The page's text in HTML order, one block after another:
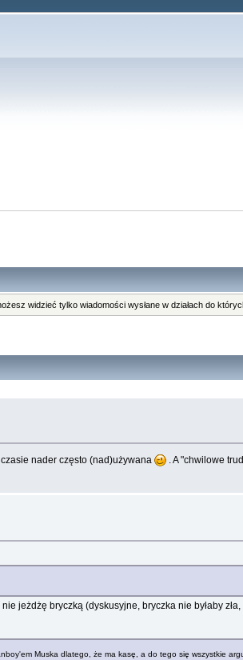
widzieć tylko wiadomości wysłane w działach do
nader często (nad)używana . A "chwilowe
jeżdżę bryczką (dyskusyjne, bryczka nie byłaby
Muska dlatego, że ma kasę, a do tego się wszystkie